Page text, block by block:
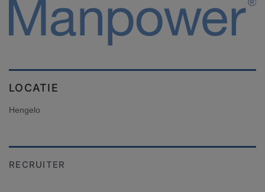
LOCATIE
Hengelo
RECRUITER